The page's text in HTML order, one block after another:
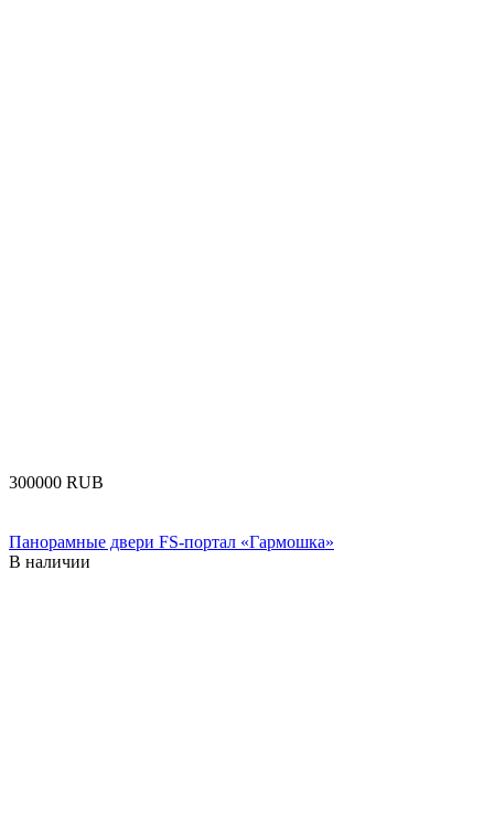
‍300000‍ RUB
Панорамные двери FS-портал «Гармошка»
В наличии